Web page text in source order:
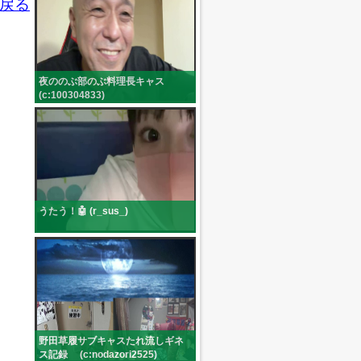
る
夜ののぶ部のぶ料理長キャス
(c:100304833)
うたう！🤖 (r_sus_)
野田草履サブキャスたれ流しギネ
ス記録 (c:nodazori2525)